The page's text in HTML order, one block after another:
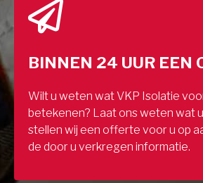
BINNEN 24 UUR EEN
Wilt u weten wat VKP Isolatie
betekenen? Laat ons weten wat
stellen wij een offerte voor u op
de door u verkregen informatie.